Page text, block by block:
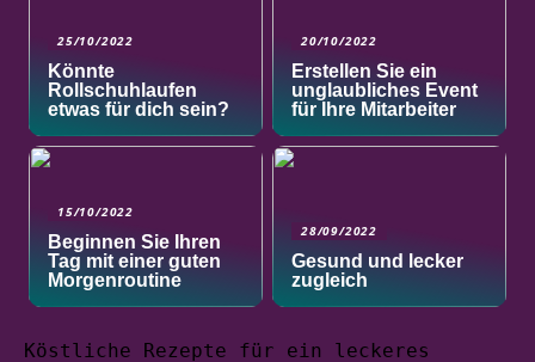
25/10/2022
Könnte
Rollschuhlaufen
etwas für dich sein?
20/10/2022
Erstellen Sie ein
unglaubliches Event
für Ihre Mitarbeiter
15/10/2022
Beginnen Sie Ihren
Tag mit einer guten
Morgenroutine
28/09/2022
Gesund und lecker
zugleich
Köstliche Rezepte für ein leckeres